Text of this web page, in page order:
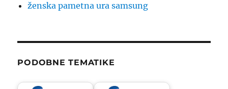
ženska pametna ura samsung
PODOBNE TEMATIKE